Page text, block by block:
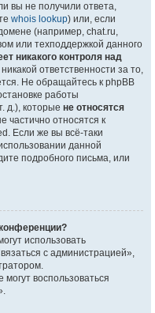
вы не получили ответа,
whois lookup) или, если
(например, chat.ru,
или техподдержкой данного
никакого контроля над
ответственности за то,
Не обращайтесь к phpBB
работы
д.), которые не относятся
частично относятся к
Если же вы всё-таки
данной
подробного письма, или
использовать
с администрацией»,
воспользоваться